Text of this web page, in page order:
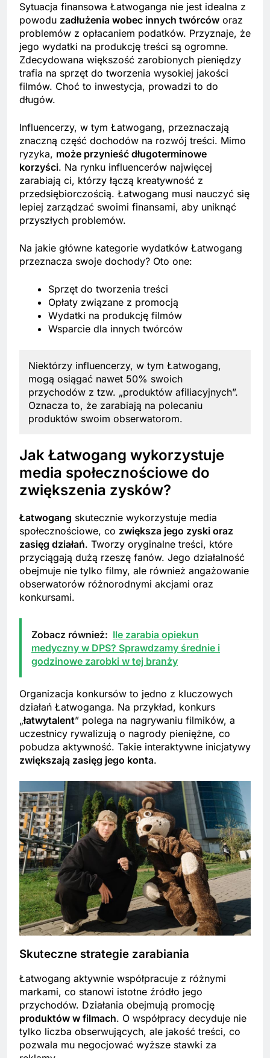
Sytuacja finansowa Łatwoganga nie jest idealna z
powodu zadłużenia wobec innych twórców oraz
problemów z opłacaniem podatków. Przyznaje, że
jego wydatki na produkcję treści są ogromne.
Zdecydowana większość zarobionych pieniędzy
trafia na sprzęt do tworzenia wysokiej jakości
filmów. Choć to inwestycja, prowadzi to do
długów.
Influencerzy, w tym Łatwogang, przeznaczają
znaczną część dochodów na rozwój treści. Mimo
ryzyka, może przynieść długoterminowe
korzyści. Na rynku influencerów najwięcej
zarabiają ci, którzy łączą kreatywność z
przedsiębiorczością. Łatwogang musi nauczyć się
lepiej zarządzać swoimi finansami, aby uniknąć
przyszłych problemów.
Na jakie główne kategorie wydatków Łatwogang
przeznacza swoje dochody? Oto one:
Sprzęt do tworzenia treści
Opłaty związane z promocją
Wydatki na produkcję filmów
Wsparcie dla innych twórców
Niektórzy influencerzy, w tym Łatwogang,
mogą osiągać nawet 50% swoich
przychodów z tzw. „produktów afiliacyjnych”.
Oznacza to, że zarabiają na polecaniu
produktów swoim obserwatorom.
Jak Łatwogang wykorzystuje
media społecznościowe do
zwiększenia zysków?
Łatwogang skutecznie wykorzystuje media
społecznościowe, co zwiększa jego zyski oraz
zasięg działań. Tworzy oryginalne treści, które
przyciągają dużą rzeszę fanów. Jego działalność
obejmuje nie tylko filmy, ale również angażowanie
obserwatorów różnorodnymi akcjami oraz
konkursami.
Zobacz również: Ile zarabia opiekun
medyczny w DPS? Sprawdzamy średnie i
godzinowe zarobki w tej branży
Organizacja konkursów to jedno z kluczowych
działań Łatwoganga. Na przykład, konkurs
„łatwytalent” polega na nagrywaniu filmików, a
uczestnicy rywalizują o nagrody pieniężne, co
pobudza aktywność. Takie interaktywne inicjatywy
zwiększają zasięg jego konta.
Skuteczne strategie zarabiania
Łatwogang aktywnie współpracuje z różnymi
markami, co stanowi istotne źródło jego
przychodów. Działania obejmują promocję
produktów w filmach. O współpracy decyduje nie
tylko liczba obserwujących, ale jakość treści, co
pozwala mu negocjować wyższe stawki za